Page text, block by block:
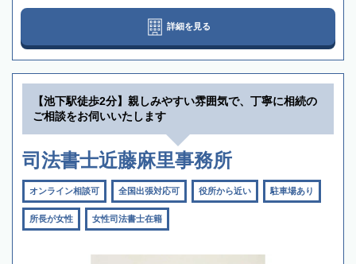
詳細を見る
【池下駅徒歩2分】親しみやすい雰囲気で、丁寧に相続の
ご相談をお伺いいたします
司法書士近藤麻里事務所
オンライン相談可 全国出張対応可 役所から近い 駐車場あり
所長が女性 女性司法書士在籍